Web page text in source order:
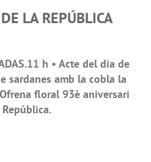
LA REPÚBLICA
h • Acte del dia de
sardanes amb la cobla la
floral 93è aniversari